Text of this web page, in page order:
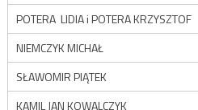
POTERA LIDIA i POTERA KRZYSZTOF
NIEMCZYK MICHAŁ
SŁAWOMIR PIĄTEK
KAMIL JAN KOWALCZYK